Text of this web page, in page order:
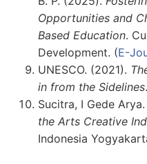
Opportunities and
Based Education.
Development. (E-
UNESCO. (2021).
in from the Sidelines
Sucitra, I Gede
the Arts Creative
Indonesia